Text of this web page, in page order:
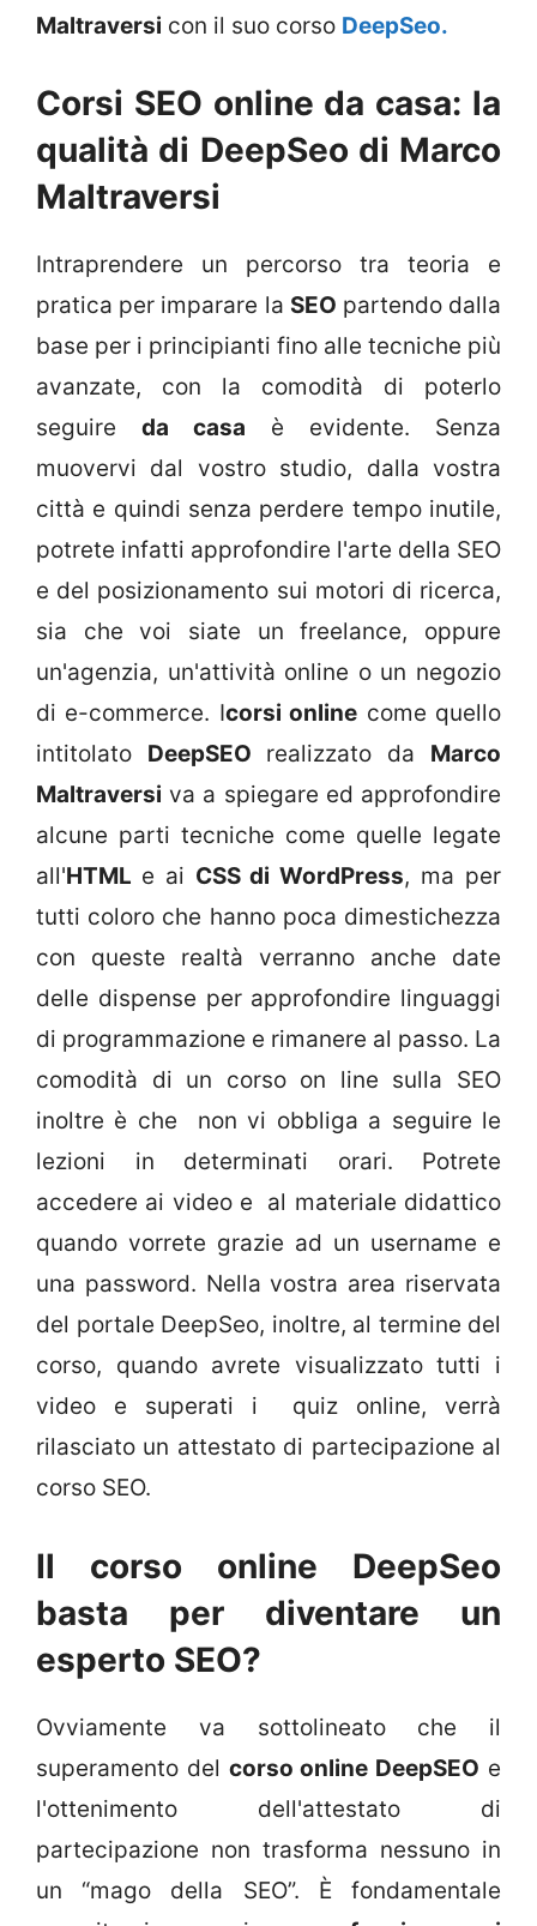
Maltraversi con il suo corso DeepSeo.
Corsi SEO online da casa: la
qualità di DeepSeo di Marco
Maltraversi
Intraprendere un percorso tra teoria e
pratica per imparare la SEO partendo dalla
base per i principianti fino alle tecniche più
avanzate, con la comodità di poterlo
seguire da casa è evidente. Senza
muovervi dal vostro studio, dalla vostra
città e quindi senza perdere tempo inutile,
potrete infatti approfondire l'arte della SEO
e del posizionamento sui motori di ricerca,
sia che voi siate un freelance, oppure
un'agenzia, un'attività online o un negozio
di e-commerce. Icorsi online come quello
intitolato DeepSEO realizzato da Marco
Maltraversi va a spiegare ed approfondire
alcune parti tecniche come quelle legate
all'HTML e ai CSS di WordPress, ma per
tutti coloro che hanno poca dimestichezza
con queste realtà verranno anche date
delle dispense per approfondire linguaggi
di programmazione e rimanere al passo. La
comodità di un corso on line sulla SEO
inoltre è che non vi obbliga a seguire le
lezioni in determinati orari. Potrete
accedere ai video e al materiale didattico
quando vorrete grazie ad un username e
una password. Nella vostra area riservata
del portale DeepSeo, inoltre, al termine del
corso, quando avrete visualizzato tutti i
video e superati i quiz online, verrà
rilasciato un attestato di partecipazione al
corso SEO.
Il corso online DeepSeo
basta per diventare un
esperto SEO?
Ovviamente va sottolineato che il
superamento del corso online DeepSEO e
l'ottenimento dell'attestato di
partecipazione non trasforma nessuno in
un “mago della SEO”. È fondamentale